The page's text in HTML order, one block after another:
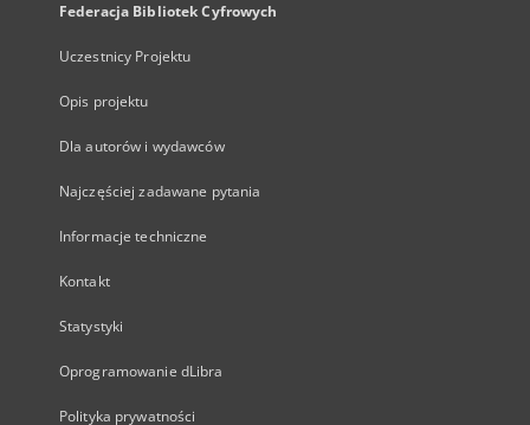
Federacja Bibliotek Cyfrowych
Uczestnicy Projektu
Opis projektu
Dla autorów i wydawców
Najczęściej zadawane pytania
Informacje techniczne
Kontakt
Statystyki
Oprogramowanie dLibra
Polityka prywatności